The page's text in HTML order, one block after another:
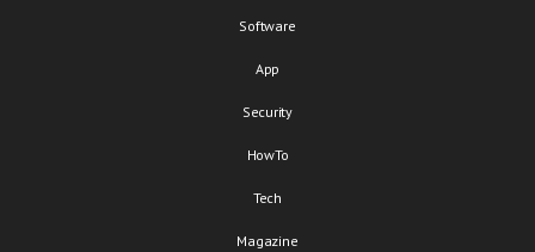
Software
App
Security
HowTo
Tech
Magazine